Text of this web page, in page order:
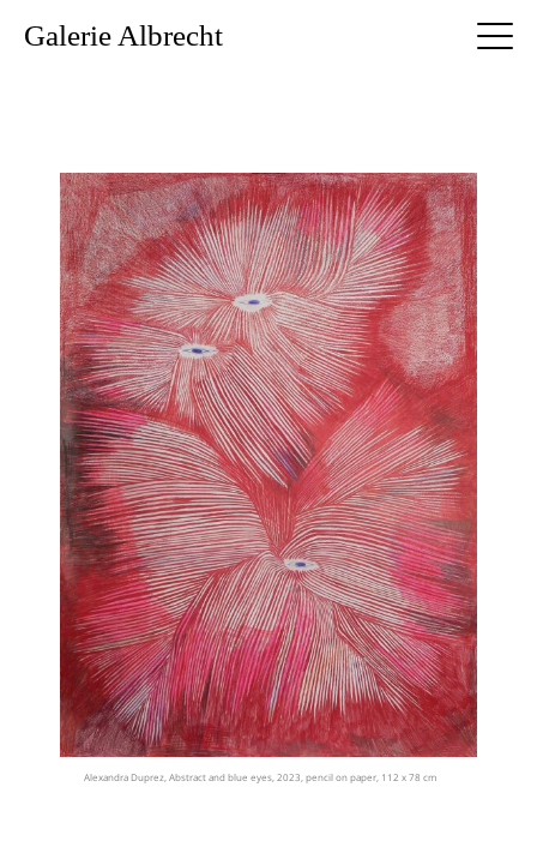
Galerie Albrecht
Alexandra Duprez, Abstract and blue eyes, 2023, pencil on paper, 112 x 78 cm